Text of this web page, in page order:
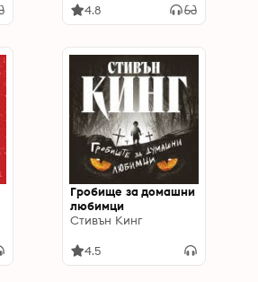
Stone
4.8
Гробище за домашни
любимци
Стивън Кинг
4.5